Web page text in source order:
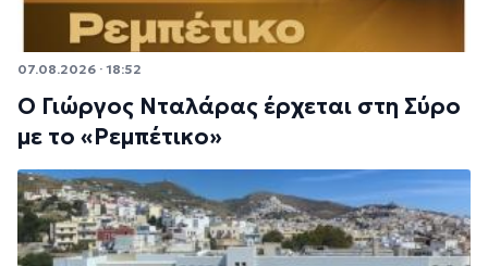
07.08.2026 · 18:52
Ο Γιώργος Νταλάρας έρχεται στη Σύρο
με το «Ρεμπέτικο»